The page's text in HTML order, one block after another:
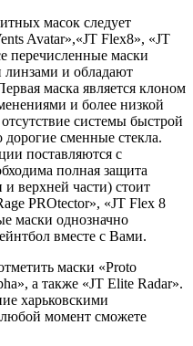
масок следует
Avatar»,«JT Flex8», «JT
перечисленные маски
и обладают
маска является клоном
и более низкой
системы быстрой
сменные стекла.
поставляются с
полная защита
верхней части) стоит
PROtector», «JT Flex 8
маски однозначно
вместе с Вами.
маски «Proto
а также «JT Elite Radar».
харьковскими
момент сможете